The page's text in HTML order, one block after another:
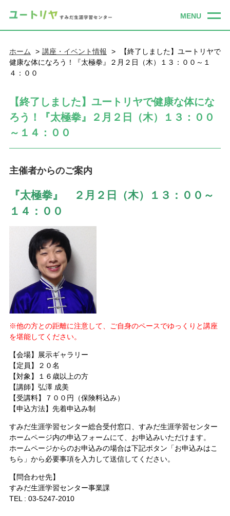
ホーム 講座・イベント情報
【終了しました】ユートリヤで
健康な体になろう！『太極拳』２月２日（木）１３：００～１
４：００
【終了しました】ユートリヤで健康な体にな
ろう！『太極拳』２月２日（木）１３：００
～１４：００
主催者からのご案内
『太極拳』 ２月２日（木）１３：００～
１４：００
※他の方との距離に注意して、ご自身のペースでゆっくりと講座
を堪能してください。
【会場】展示ギャラリー
【定員】２０名
【対象】１６歳以上の方
【講師】弘澤 成美
【受講料】７００円（保険料込み）
【申込方法】 先着申込み制
すみだ生涯学習センター総合受付窓口、すみだ生涯学習センター
ホームページ内の申込フォームにて、お申込みいただけます。
ホームページからのお申込みの場合は下記ボタン「お申込みはこ
ちら」から必要事項を入力して送信してください。
【問合わせ先】
すみだ生涯学習センター事業課
TEL : 03-5247-2010